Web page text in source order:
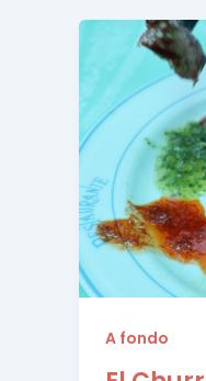
A fondo